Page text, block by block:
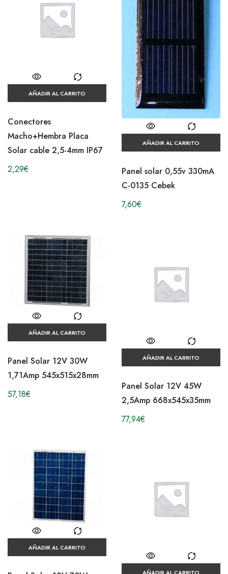
AÑADIR AL CARRITO
Conectores
Macho+Hembra Placa
Solar cable 2,5-4mm IP67
2,29€
AÑADIR AL CARRITO
Panel solar 0,55v 330mA
C-0135 Cebek
7,60€
AÑADIR AL CARRITO
Panel Solar 12V 30W
1,71Amp 545x515x28mm
57,18€
AÑADIR AL CARRITO
Panel Solar 12V 45W
2,5Amp 668x545x35mm
77,94€
AÑADIR AL CARRITO
AÑADIR AL CARRITO